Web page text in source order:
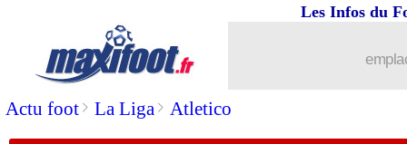
Actu foot> La Liga> Atletico
Les Infos du
Bayern : Hummels a fui Süle et
10/07 Roma: la retraite pour De Rossi ?
: le capitaine, Villas-Boas en